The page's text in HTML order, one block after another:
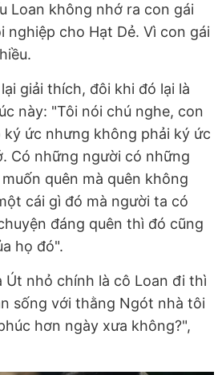
Loan không nhớ ra con gái
nghiệp cho Hạt Dẻ. Vì con gái
giải thích, đôi khi đó lại là
này: "Tôi nói chú nghe, con
ký ức nhưng không phải ký ức
Có những người có những
quên mà quên không
cái gì đó mà người ta có
đáng quên thì đó cũng
họ đó".
Út nhỏ chính là cô Loan đi thì
sống với thằng Ngót nhà tôi
hơn ngày xưa không?",